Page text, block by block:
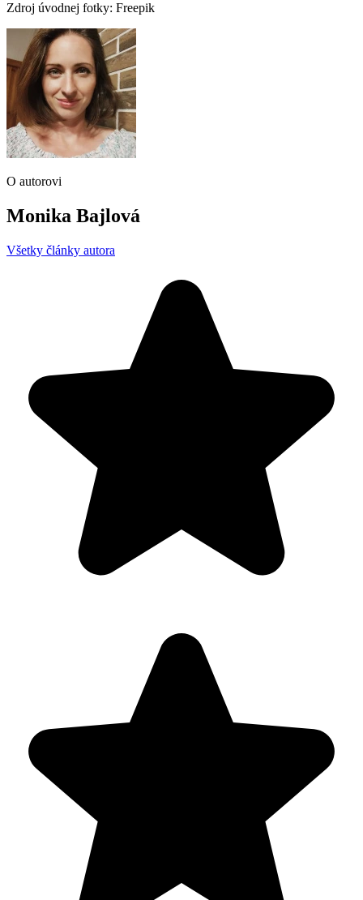
Zdroj úvodnej fotky: Freepik
O autorovi
Monika Bajlová
Všetky články autora